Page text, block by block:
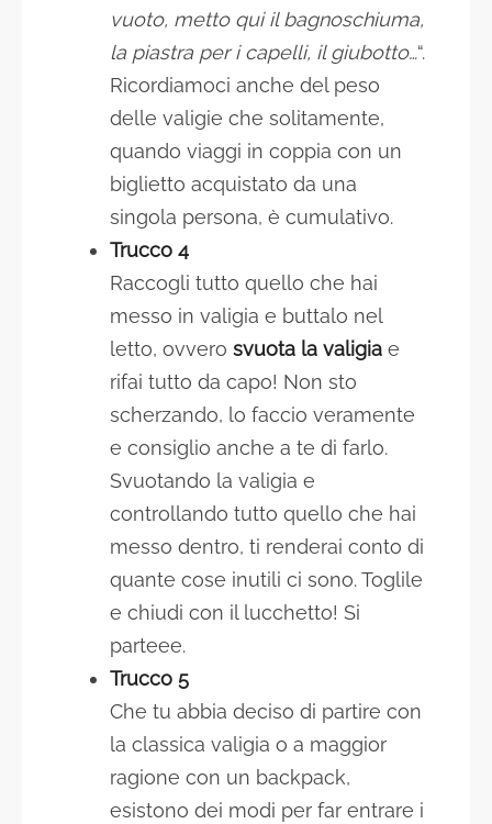
vuoto, metto qui il bagnoschiuma,
la piastra per i capelli, il giubotto…“.
Ricordiamoci anche del peso
delle valigie che solitamente,
quando viaggi in coppia con un
biglietto acquistato da una
singola persona, è cumulativo.
Trucco 4
Raccogli tutto quello che hai
messo in valigia e buttalo nel
letto, ovvero svuota la valigia e
rifai tutto da capo! Non sto
scherzando, lo faccio veramente
e consiglio anche a te di farlo.
Svuotando la valigia e
controllando tutto quello che hai
messo dentro, ti renderai conto di
quante cose inutili ci sono. Toglile
e chiudi con il lucchetto! Si
parteee.
Trucco 5
Che tu abbia deciso di partire con
la classica valigia o a maggior
ragione con un backpack,
esistono dei modi per far entrare i